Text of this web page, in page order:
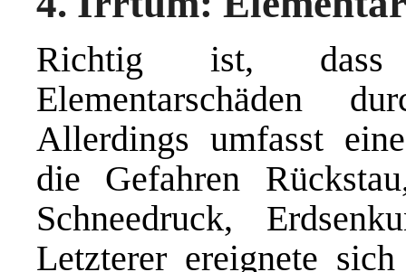
Richtig ist, dass
Elementarschäden
Allerdings umfasst
die Gefahren
Schneedruck,
Letzterer ereignete